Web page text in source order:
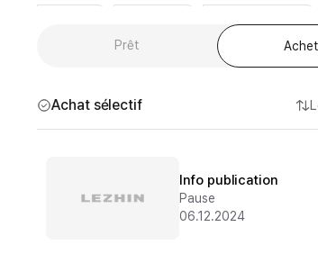
Prêt
Achat sélectif
Info publication
Pause
06.12.2024